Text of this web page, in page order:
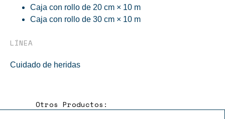
Caja con rollo de 20 cm × 10 m
Caja con rollo de 30 cm × 10 m
LÍNEA
Cuidado de heridas
Otros Productos: